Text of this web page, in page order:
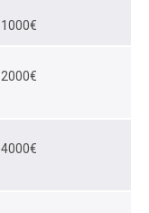
1000€
2000€
4000€